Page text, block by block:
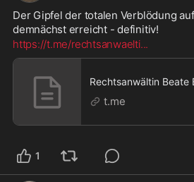
Der Gipfel der totalen Verblödung
demnächst erreicht - definitiv!
https://t.me/rechtsanwaelti...
Rechtsanwältin Beate
t.me
1